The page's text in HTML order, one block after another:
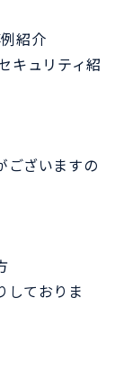
紹介
ュリティ紹
ございますの
しておりま